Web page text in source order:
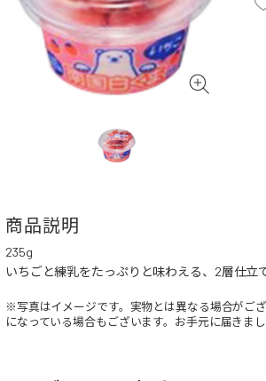
商品説明
235g
いちごと練乳をたっぷりと味わえる、2層仕立
※写真はイメージです。実物とは異なる場合がご
になっている場合もございます。お手元に届きま